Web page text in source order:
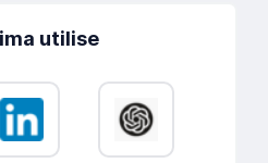
utilise